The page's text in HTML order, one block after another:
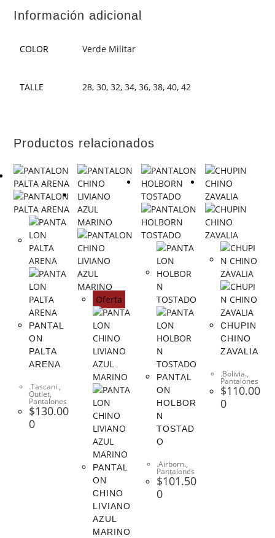
Información adicional
COLOR Verde Militar
TALLE 28,30,32,34,36,38,40,42
Productos relacionados
PANTAL
ON
PALTA
ARENA
.Tascani.,
Outlet,
Pantalones
$130.00
0
Oferta
PANTAL
ON
CHINO
LIVIANO
AZUL
MARINO
PANTAL
ON
HOLBOR
N
TOSTAD
O
.Airborn.,
Pantalones
$101.50
0
CHUPIN
CHINO
ZAVALIA
.Bolivia.,
Pantalones
$110.00
0